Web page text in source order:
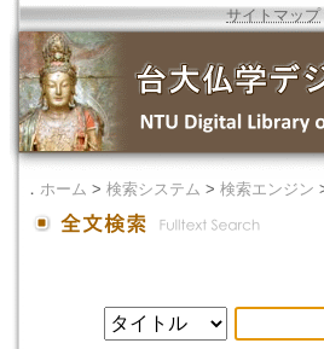
サイトマップ
． ホーム > 検索システム > 検索エンジン